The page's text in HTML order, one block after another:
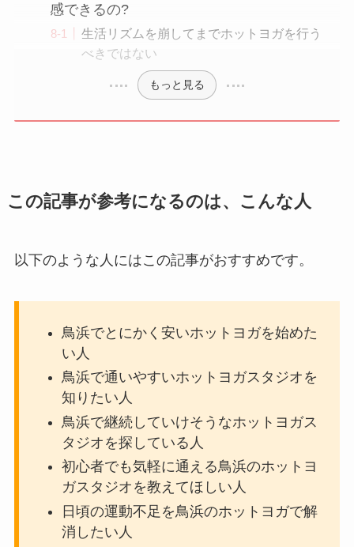
感できるの?
生活リズムを崩してまでホットヨガを行う
べきではない
もっと見る
この記事が参考になるのは、こんな人
以下のような人にはこの記事がおすすめです。
鳥浜でとにかく安いホットヨガを始めた
い人
鳥浜で通いやすいホットヨガスタジオを
知りたい人
鳥浜で継続していけそうなホットヨガス
タジオを探している人
初心者でも気軽に通える鳥浜のホットヨ
ガスタジオを教えてほしい人
日頃の運動不足を鳥浜のホットヨガで解
消したい人